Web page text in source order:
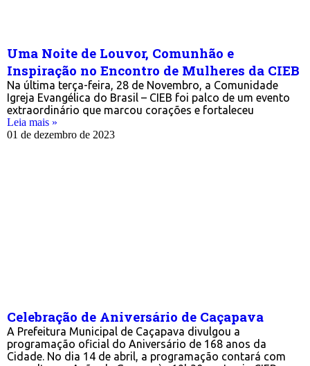
Uma Noite de Louvor, Comunhão e
Inspiração no Encontro de Mulheres da CIEB
Na última terça-feira, 28 de Novembro, a Comunidade
Igreja Evangélica do Brasil – CIEB foi palco de um evento
extraordinário que marcou corações e fortaleceu
Leia mais »
01 de dezembro de 2023
Celebração de Aniversário de Caçapava
A Prefeitura Municipal de Caçapava divulgou a
programação oficial do Aniversário de 168 anos da
Cidade. No dia 14 de abril, a programação contará com